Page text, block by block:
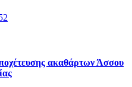
ακαθάρτων Άσσου